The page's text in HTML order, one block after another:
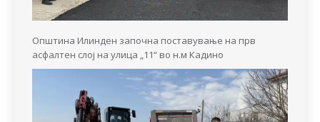
Општина Илинден започна поставување на прв
асфалтен слој на улица „11“ во н.м Кадино